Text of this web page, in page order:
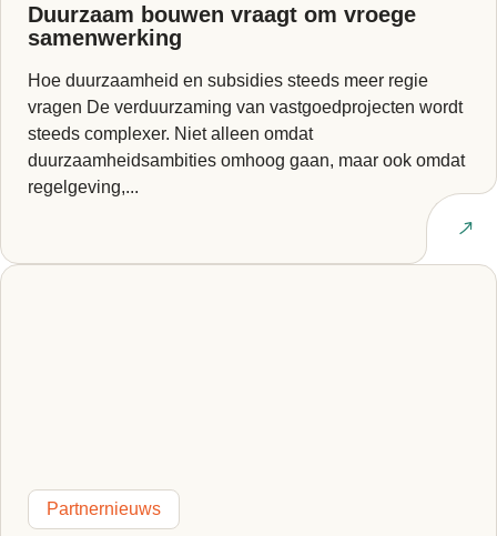
Duurzaam bouwen vraagt om vroege
samenwerking
Hoe duurzaamheid en subsidies steeds meer regie
vragen De verduurzaming van vastgoedprojecten wordt
steeds complexer. Niet alleen omdat
duurzaamheidsambities omhoog gaan, maar ook omdat
regelgeving,...
Lees artikel
Partnernieuws